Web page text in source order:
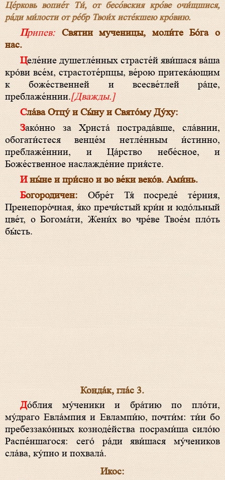
Це́рковь вопие́т Ти́, от бесо́вския кро́ве очи́щшися,
ра́ди ми́лости от ре́бр Твои́х исте́кшею кро́вию.
Припев: Святии мученицы, моли́те Бо́га о
нас.
Целе́ние душетле́нных страсте́й яви́шася ва́ша
кро́ви все́м, страстоте́рпцы, ве́рою притека́ющим
к боже́ственней и всесве́тлей ра́це,
преблаже́ннии.[Дважды.]
Сла́ва Отцу́ и Сы́ну и Свято́му Ду́ху:
Зако́нно за Христа́ пострада́вше, сла́внии,
обогати́стеся венце́м нетле́нным и́стинно,
преблаже́ннии, и Ца́рство небе́сное, и
Боже́ственное наслажде́ние прия́сте.
И ны́не и при́сно и во ве́ки веко́в. Ами́нь.
Богородичен:Обре́т Тя́ посреде́ те́рния,
Пренепоро́чная, я́ко пречи́стый кри́н и юдо́льный
цве́т, о Богома́ти, Жени́х во чре́ве Твое́м пло́ть
бы́сть.
Конда́к, гла́с 3.
До́блия му́ченики и бра́тию по пло́ти,
му́драго Евла́мпия и Евлампи́ю, почти́м: ти́и бо
пребеззако́нных козноде́йства посрами́ша сило́ю
Распе́ншагося: сего́ ра́ди яви́шася му́чеников
сла́ва, ку́пно и похвала́.
Икос: